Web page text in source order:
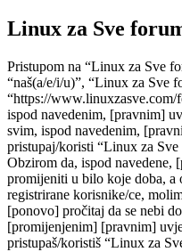
Linux za Sve
Pristupom na “Linux za Sve
“naš(a/e/i/u)”, “Linux za Sve
“https://www.linuxzasve.com/
ispod navedenim, [pravnim]
svim, ispod navedenim,
pristupaj/koristi “Linux za Sve
Obzirom da, ispod navedene,
promijeniti u bilo koje doba, a
registrirane korisnike/ce,
[ponovo] pročitaj da se nebi
[promijenjenim] [pravnim]
pristupaš/koristiš “Linux za